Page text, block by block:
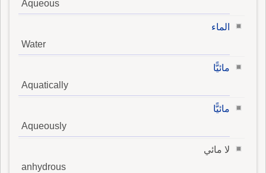
Aqueous
الماء
Water
مائيًّا
Aquatically
مائيًّا
Aqueously
لا مائي
anhydrous